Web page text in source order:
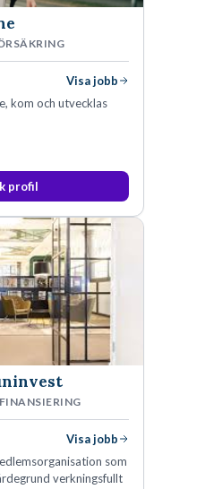
Visa jobb
kom och utvecklas
profil
Visa jobb
som
verkningsfullt